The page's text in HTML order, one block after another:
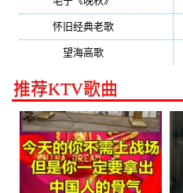
怀旧经典老歌
望海高歌
推荐KTV歌曲